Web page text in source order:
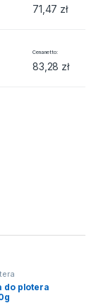
71,47 zł
Cena netto
83,28 zł
do plotera